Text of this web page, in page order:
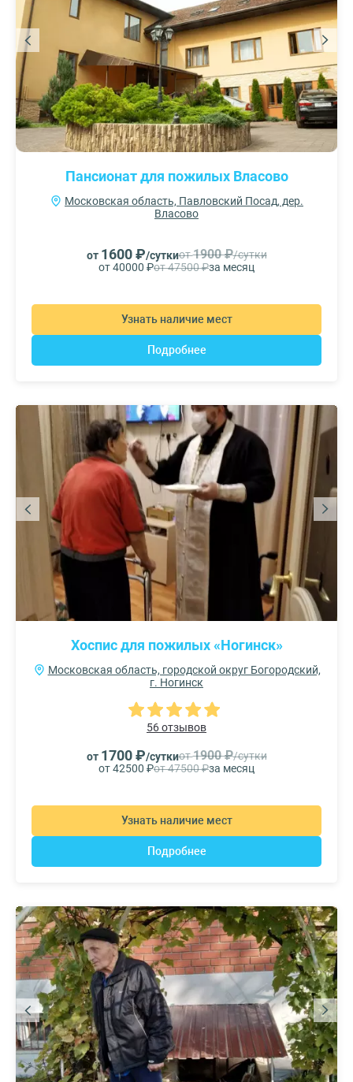
Пансионат для пожилых Власово
Московская область, Павловский Посад, дер.
Власово
от 1600 ₽/суткиот1900 ₽/сутки
от 40000 ₽от 47500 ₽за месяц
Узнать наличие мест
Подробнее
Хоспис для пожилых «Ногинск»
Московская область, городской округ Богородский,
г. Ногинск
56 отзывов
от 1700 ₽/суткиот1900 ₽/сутки
от 42500 ₽от 47500 ₽за месяц
Узнать наличие мест
Подробнее